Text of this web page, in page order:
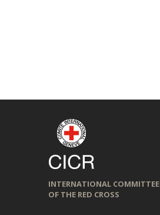
INTERNATIONAL COMMITTEE
OF THE RED CROSS